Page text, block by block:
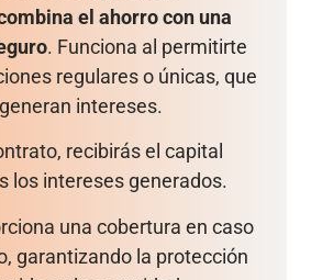
el ahorro con una
. Funciona al permitirte
regulares o únicas, que
intereses.
recibirás el capital
los intereses generados.
una cobertura en caso
garantizando la protección